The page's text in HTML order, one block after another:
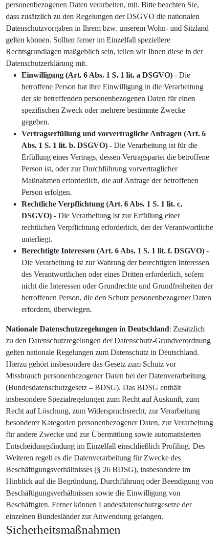
personenbezogenen Daten verarbeiten, mit. Bitte beachten Sie,
dass zusätzlich zu den Regelungen der DSGVO die nationalen
Datenschutzvorgaben in Ihrem bzw. unserem Wohn- und Sitzland
gelten können. Sollten ferner im Einzelfall speziellere
Rechtsgrundlagen maßgeblich sein, teilen wir Ihnen diese in der
Datenschutzerklärung mit.
Einwilligung (Art. 6 Abs. 1 S. 1 lit. a DSGVO) - Die
betroffene Person hat ihre Einwilligung in die Verarbeitung
der sie betreffenden personenbezogenen Daten für einen
spezifischen Zweck oder mehrere bestimmte Zwecke
gegeben.
Vertragserfüllung und vorvertragliche Anfragen (Art. 6
Abs. 1 S. 1 lit. b. DSGVO) - Die Verarbeitung ist für die
Erfüllung eines Vertrags, dessen Vertragspartei die betroffene
Person ist, oder zur Durchführung vorvertraglicher
Maßnahmen erforderlich, die auf Anfrage der betroffenen
Person erfolgen.
Rechtliche Verpflichtung (Art. 6 Abs. 1 S. 1 lit. c.
DSGVO) - Die Verarbeitung ist zur Erfüllung einer
rechtlichen Verpflichtung erforderlich, der der Verantwortliche
unterliegt.
Berechtigte Interessen (Art. 6 Abs. 1 S. 1 lit. f. DSGVO) -
Die Verarbeitung ist zur Wahrung der berechtigten Interessen
des Verantwortlichen oder eines Dritten erforderlich, sofern
nicht die Interessen oder Grundrechte und Grundfreiheiten der
betroffenen Person, die den Schutz personenbezogener Daten
erfordern, überwiegen.
Nationale Datenschutzregelungen in Deutschland: Zusätzlich
zu den Datenschutzregelungen der Datenschutz-Grundverordnung
gelten nationale Regelungen zum Datenschutz in Deutschland.
Hierzu gehört insbesondere das Gesetz zum Schutz vor
Missbrauch personenbezogener Daten bei der Datenverarbeitung
(Bundesdatenschutzgesetz – BDSG). Das BDSG enthält
insbesondere Spezialregelungen zum Recht auf Auskunft, zum
Recht auf Löschung, zum Widerspruchsrecht, zur Verarbeitung
besonderer Kategorien personenbezogener Daten, zur Verarbeitung
für andere Zwecke und zur Übermittlung sowie automatisierten
Entscheidungsfindung im Einzelfall einschließlich Profiling. Des
Weiteren regelt es die Datenverarbeitung für Zwecke des
Beschäftigungsverhältnisses (§ 26 BDSG), insbesondere im
Hinblick auf die Begründung, Durchführung oder Beendigung von
Beschäftigungsverhältnissen sowie die Einwilligung von
Beschäftigten. Ferner können Landesdatenschutzgesetze der
einzelnen Bundesländer zur Anwendung gelangen.
Sicherheitsmaßnahmen